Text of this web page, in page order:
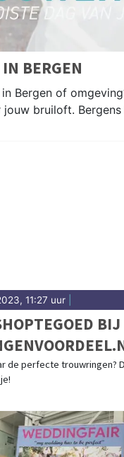
BERGEN
Bergen of
jouw bruiloft.
11:27 uur
BIJ
de perfecte trouwringen?